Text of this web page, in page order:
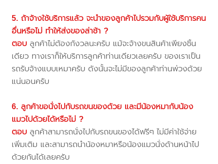
5. ถ้าจ้างใช้บริการแล้ว จะนำของลูกค้าไปรวมกับผู้ใช้บริการคน
อื่นหรือไม่ ทำให้ส่งของล่าช้า ?
ตอบ ลูกค้าไม่ต้องกังวลนะครับ แม้จะจ้างขนสินค้าเพียงชิ้น
เดียว ทางเราก็ให้บริการลูกค้าท่านเดียวเลยครับ ของเราเป็น
รถรับจ้างแบบเหมาครับ ดังนั้นจะไม่มีของลูกค้าท่านพ่วงด้วย
แน่นอนครับ
6. ลูกค้าขอนั่งไปกับรถขนของด้วย และมีน้องหมากับน้อง
แมวไปด้วยได้หรือไม่ ?
ตอบ ลูกค้าสามารถนั่งไปกับรถขนของได้ฟรีๆ ไม่มีค่าใช้จ่าย
เพิ่มเติม และสามารถนำน้องหมาหรือน้องแมวนั่งด้านหน้าไป
ด้วยกันได้เลยครับ